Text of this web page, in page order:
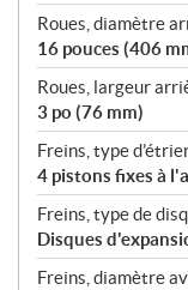
Roues, diamètre
16 pouces (406
Roues, largeur
3 po (76 mm)
Freins, type
4 pistons fixes à
Freins, type de
Disques
Freins, diamètre